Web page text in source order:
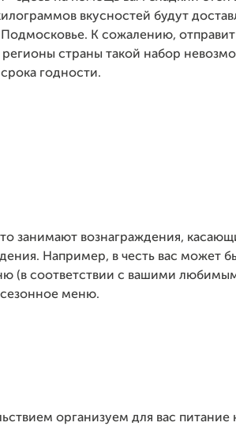
вкусностей будут
К сожалению,
страны такой набор
годности.
занимают вознаграждения,
Например, в честь вас может
(в соответствии с вашими
меню.
организуем для вас питание